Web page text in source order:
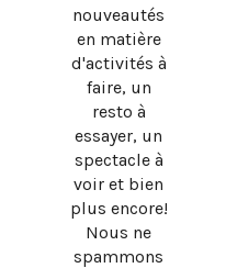
nouveautés
en matière
d'activités à
faire, un
resto à
essayer, un
spectacle à
voir et bien
plus encore!
Nous ne
spammons